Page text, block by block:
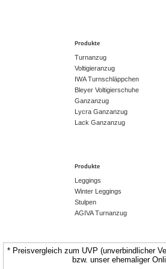
Produkte
Turnanzug
Voltigieranzug
IWA Turnschläppchen
Bleyer Voltigierschuhe
Ganzanzug
Lycra Ganzanzug
Lack Ganzanzug
Produkte
Leggings
Winter Leggings
Stulpen
AGIVA Turnanzug
* Preisvergleich zum UVP (unverbindlicher
bzw. unser ehemaliger